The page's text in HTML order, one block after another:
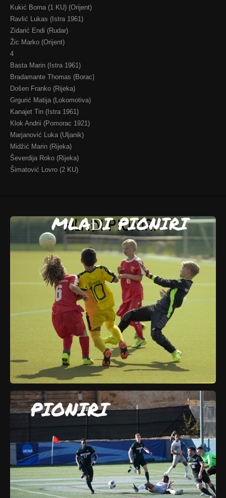
Kukić Borna (1 KU) (Orijent)
Ravlić Lukas (Istra 1961)
Zidarić Endi (Rudar)
Žic Marko (Orijent)
4
Basta Marin (Istra 1961)
Bradamante Thomas (Borac)
Došen Franko (Rijeka)
Grgurić Matija (Lokomotiva)
Kanajet Tin (Istra 1961)
Klok Andrii (Pomorac 1921)
Marjanović Luka (Uljanik)
Midžić Marin (Rijeka)
Ševerdija Roko (Rijeka)
Šimatović Lovro (2 KU)